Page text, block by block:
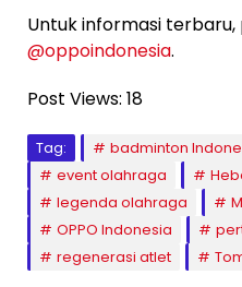
Untuk informasi terbaru,
@oppoindonesia.
Post Views: 18
Tag: badminton
event olahraga
legenda olahraga
OPPO Indonesia
regenerasi atlet